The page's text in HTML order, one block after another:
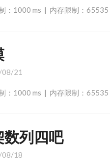
：1000 ms | 内存限制：
21
：1000 ms | 内存限制：
数列四吧
08/18